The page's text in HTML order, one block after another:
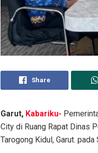
Share
Garut, Kabariku-
City di Ruang Rapat Dinas
Tarogong Kidul, Garut.